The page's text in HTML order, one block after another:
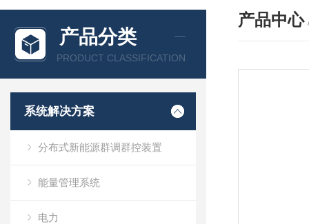
产品分类
PRODUCT CLASSIFICATION
系统解决方案
分布式新能源群调群控装置
能量管理系统
电力
产品中心